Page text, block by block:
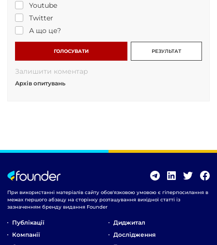
Youtube
Twitter
А що це?
ГОЛОСУВАТИ РЕЗУЛЬТАТ
Залишити коментар
Архів опитувань
При використанні матеріалів сайту обов'язковою умовою є гіперпосилання в
межах першого абзацу на сторінку розташування вихідної статті із
зазначенням бренду видання Founder
Публікації
Компанії
Диджитал
Дослідження